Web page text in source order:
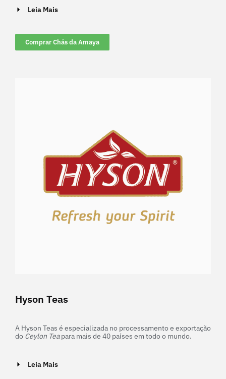
Leia Mais
Comprar Chás da Amaya
Hyson Teas
A Hyson Teas é especializada no processamento e exportação
do Ceylon Teapara mais de 40 países em todo o mundo.
Leia Mais